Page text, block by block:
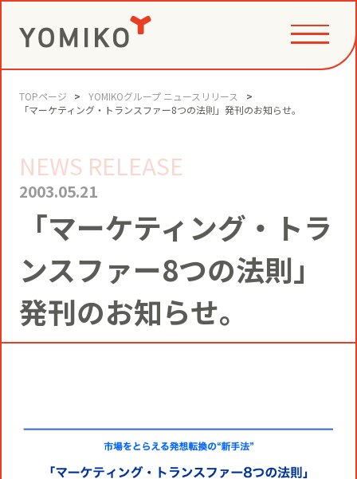
PHILOSOPHY
GAME CHANGE PARTNER
VI
YOMIKOグループ ビジョン・パーパ
ス・バリューズ
VALUE CREATION
コミュニティクリエイション®
事例
NEWS
ニュースリリース
博報堂ＤＹグループトピックス
SERVICE
インストアコンサルティング
COMPANY
TOPページ
YOMIKOグループ ニュースリリース
「マーケティング・トランスファー8つの法則」発刊のお知らせ。
NEWS RELEASE
2003.05.21
「マーケティング・トラ
ンスファー8つの法則」
発刊のお知らせ。